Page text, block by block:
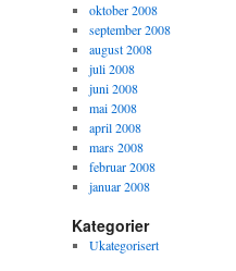
oktober 2008
september 2008
august 2008
juli 2008
juni 2008
mai 2008
april 2008
mars 2008
februar 2008
januar 2008
Kategorier
Ukategorisert